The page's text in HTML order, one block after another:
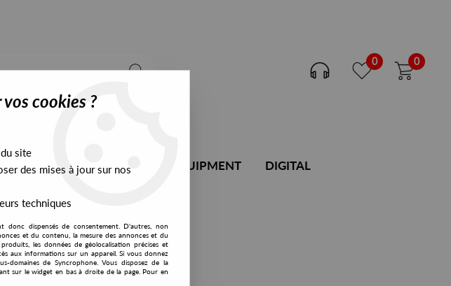
0 0
PRESALES EXCLUSIVES DJ EQUIPMENT DIGITAL
cookies ?
site
des mises à jour sur nos
techniques
donc dispensés de consentement. D'autres, non
et du contenu, la mesure des annonces et du
les données de géolocalisation précises et
aux informations sur un appareil. Si vous donnez
domaines de Syncrophone. Vous disposez de la
sur le widget en bas à droite de la page. Pour en